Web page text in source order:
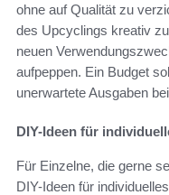
ohne auf Qualität zu
des Upcyclings kreativ
neuen
aufpeppen. Ein Budget
unerwartete Ausgaben
DIY-Ideen für
Für Einzelne, die gerne
DIY-Ideen für